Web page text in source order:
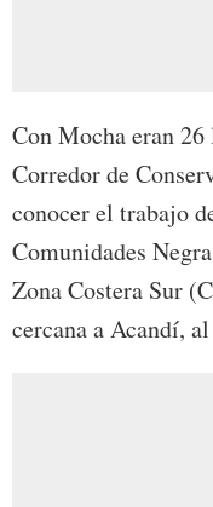
Con Mocha eran
Corredor de
conocer el trabajo
Comunidades
Zona Costera Sur
cercana a Acandí,